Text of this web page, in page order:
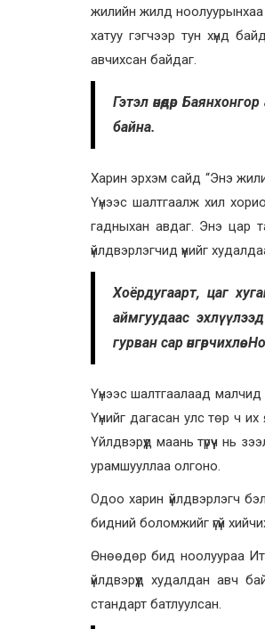
жилийн жилд
хатуу гэгчээр тун хүнд
авчихсан байдаг.
Гэтэл өнөөдөр
байна.
Харин эрхэм сайд “Энэ
Үүнээс шалтгаалж хил
гадныхан авдаг. Энэ цар
үйлдвэрлэгчид үүнийг
Хоёрдугаарт, цаг
аймгуудаас
гурван сар
Үүнээс шалтгаалаад
Үүнийг дагасан улс төр ч
Үйлдвэрүүд маань түрүүч нь
урамшууллаа олгоно.
Одоо харин үйлдвэрлэгч
бидний боломжийг үгүй
Өнөөдөр бид ноолуураа
үйлдвэрүүд худалдан авч
стандарт батлуулсан.